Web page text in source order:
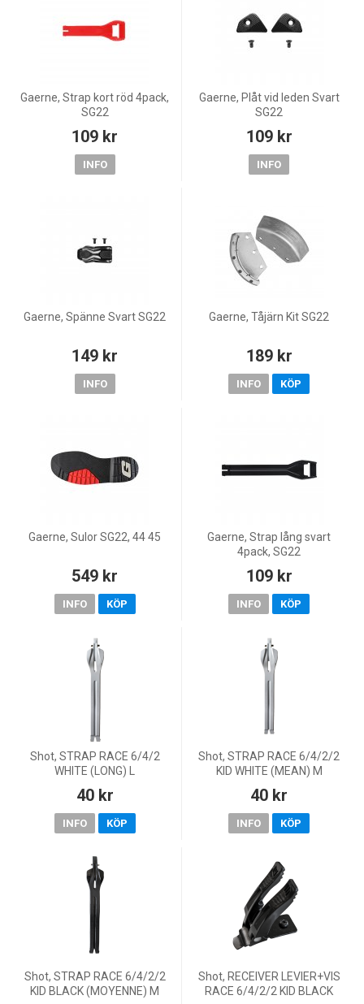
Gaerne, Strap kort röd 4pack,
SG22
109 kr
INFO
Gaerne, Plåt vid leden Svart
SG22
109 kr
INFO
Gaerne, Spänne Svart SG22
149 kr
INFO
Gaerne, Tåjärn Kit SG22
189 kr
INFO KÖP
Gaerne, Sulor SG22, 44 45
549 kr
INFO KÖP
Gaerne, Strap lång svart
4pack, SG22
109 kr
INFO KÖP
Shot, STRAP RACE 6/4/2
WHITE (LONG) L
40 kr
INFO KÖP
Shot, STRAP RACE 6/4/2/2
KID WHITE (MEAN) M
40 kr
INFO KÖP
Shot, STRAP RACE 6/4/2/2
KID BLACK (MOYENNE) M
Shot, RECEIVER LEVIER+VIS
RACE 6/4/2/2 KID BLACK